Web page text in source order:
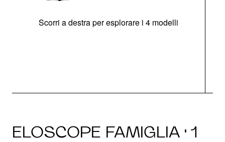
Scorri a destra per esplorare i 4 modelli
ELOSCOPE FAMIGLIA · 1